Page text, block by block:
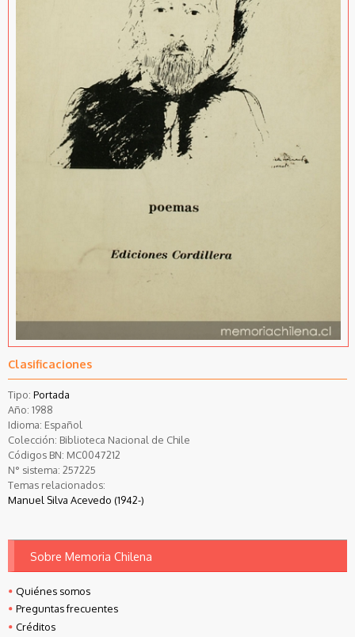
Clasificaciones
Tipo: Portada
Año: 1988
Idioma: Español
Colección: Biblioteca Nacional de Chile
Códigos BN: MC0047212
N° sistema: 257225
Temas relacionados:
Manuel Silva Acevedo (1942-)
Sobre Memoria Chilena
Quiénes somos
Preguntas frecuentes
Créditos